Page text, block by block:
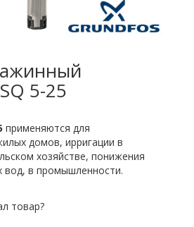
5-25
применяются для
домов, ирригации в
хозяйстве, понижения
вод, в промышленности.
товар?